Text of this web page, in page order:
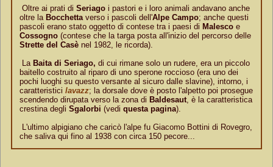
Oltre ai prati di Seriago i pastori e i loro animali andavano anche
oltre la Bocchettaverso i pascoli dell'Alpe Campo; anche questi
pascoli erano stato oggetto di contese tra i paesi di Malesco e
Cossogno (contese che la targa posta all'inizio del percorso delle
Strette del Casè nel 1982, le ricorda).
La Baita di Seriago, di cui rimane solo un rudere, era un piccolo
baitello costruito al riparo di uno sperone roccioso (era uno dei
pochi luoghi su questo versante al sicuro dalle slavine), intorno, i
caratteristici lavazz; la dorsale dove è posto l'alpetto poi prosegue
scendendo dirupata verso la zona di Baldesaut, è la caratteristica
crestina degli Sgalorbi (vedi questa pagina).
L'ultimo alpigiano che caricò l'alpe fu Giacomo Bottini di Rovegro,
che saliva qui fino al 1938 con circa 150 pecore...